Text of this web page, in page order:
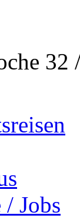
32
Jobs